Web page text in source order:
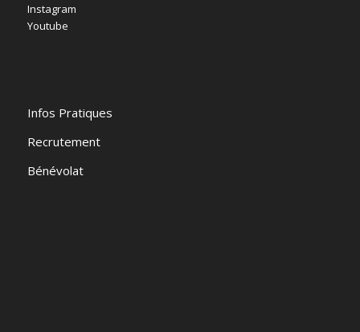
Instagram
Youtube
Infos Pratiques
Recrutement
Bénévolat